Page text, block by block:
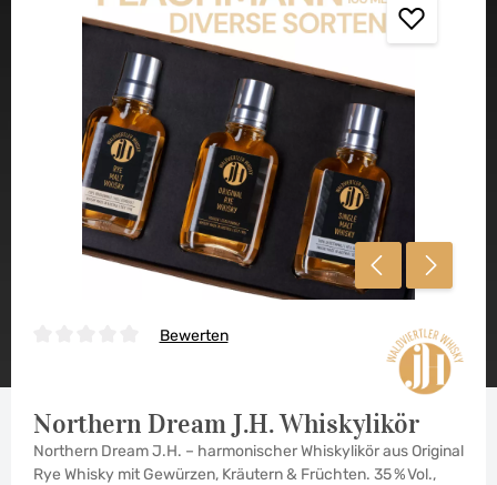
Durchschnittliche Bewertung von 0 von 5 Sternen
Bewerten
Northern Dream J.H. Whiskylikör
Northern Dream J.H. – harmonischer Whiskylikör aus Original
Rye Whisky mit Gewürzen, Kräutern & Früchten. 35 % Vol.,